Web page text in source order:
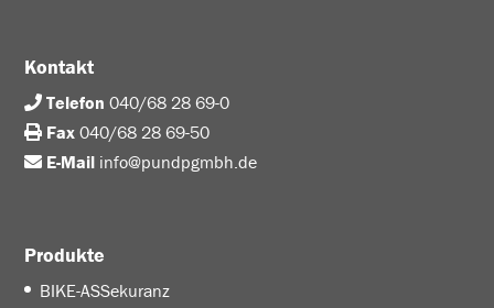
Kontakt
Telefon 040/68 28 69-0
Fax 040/68 28 69-50
E-Mail info@pundpgmbh.de
Produkte
BIKE-ASSekuranz